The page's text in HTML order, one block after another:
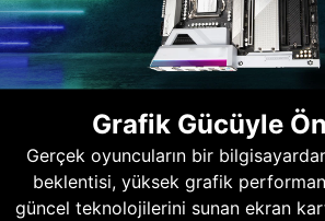
Grafik Gücüyle
Gerçek oyuncuların bir
beklentisi, yüksek grafik
güncel teknolojilerini sunan ekran